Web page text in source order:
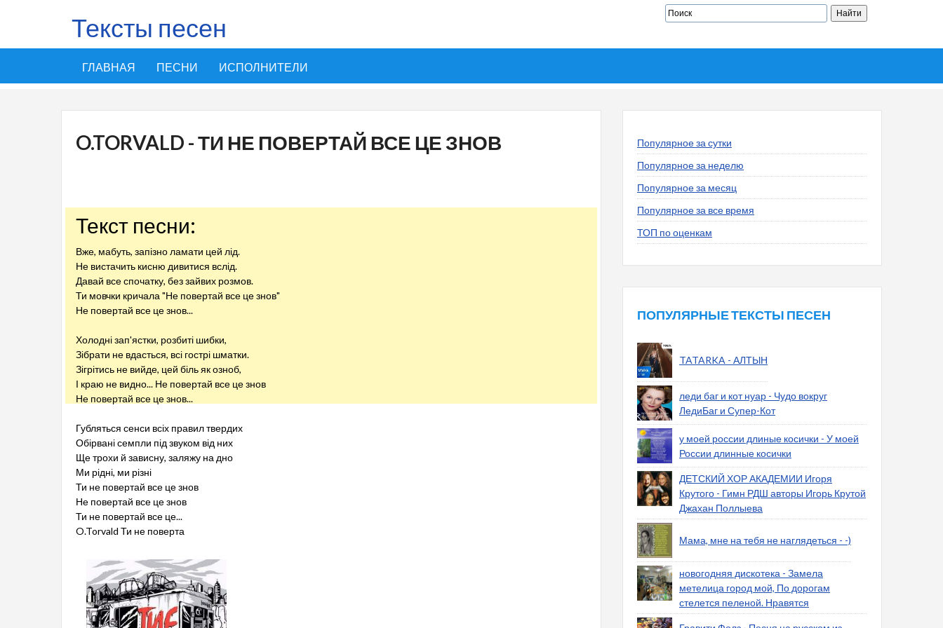
Тексты песен
ГЛАВНАЯ ПЕСНИ ИСПОЛНИТЕЛИ
O.TORVALD - ТИ НЕ ПОВЕРТАЙ ВСЕ ЦЕ ЗНОВ
Текст песни:
Вже, мабуть, запізно ламати цей лід.
Не вистачить кисню дивитися вслід.
Давай все спочатку, без зайвих розмов.
Ти мовчки кричала "Не повертай все це знов"
Не повертай все це знов...
Холодні зап'ястки, розбиті шибки,
Зібрати не вдасться, всі гострі шматки.
Зігрітись не вийде, цей біль як озноб,
І краю не видно... Не повертай все це знов
Не повертай все це знов...
Губляться сенси всіх правил твердих
Обірвані семпли під звуком від них
Ще трохи й зависну, заляжу на дно
Ми рідні, ми різні
Ти не повертай все це знов
Не повертай все це знов
Ти не повертай все це...
O.Torvald Ти не поверта
Популярное за сутки
Популярное за неделю
Популярное за месяц
Популярное за все время
ТОП по оценкам
ПОПУЛЯРНЫЕ ТЕКСТЫ ПЕСЕН
TATARKA - АЛТЫН
леди баг и кот нуар - Чудо вокруг
ЛедиБаг и Супер-Кот
у моей россии длиные косички - У моей
России длинные косички
ДЕТСКИЙ ХОР АКАДЕМИИ Игоря
Крутого - Гимн РДШ авторы Игорь Крутой
Джахан Поллыева
Мама, мне на тебя не наглядеться - -)
новогодняя дискотека - Замела
метелица город мой, По дорогам
стелется пеленой. Нравятся